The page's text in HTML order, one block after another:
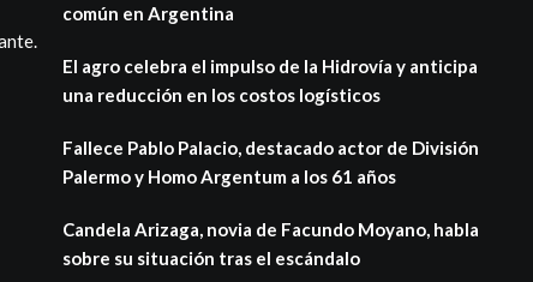
común en Argentina
El agro celebra el impulso de la Hidrovía y anticipa
una reducción en los costos logísticos
Fallece Pablo Palacio, destacado actor de División
Palermo y Homo Argentum a los 61 años
Candela Arizaga, novia de Facundo Moyano, habla
sobre su situación tras el escándalo